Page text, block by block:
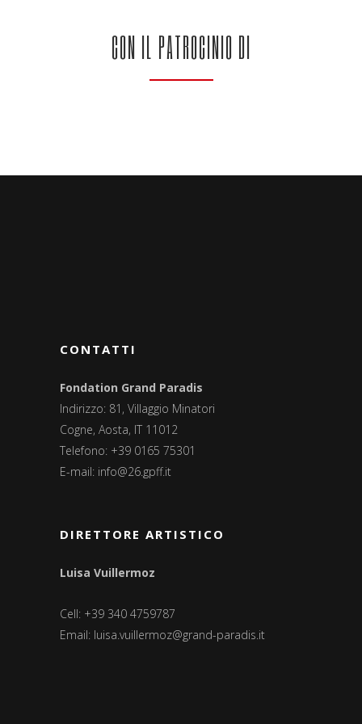
CON IL PATROCINIO DI
CONTATTI
Fondation Grand Paradis
Indirizzo: 81, Villaggio Minatori
Cogne, Aosta, IT 11012
Telefono: +39 0165 75301
E-mail: info@26.gpff.it
DIRETTORE ARTISTICO
Luisa Vuillermoz
Cell: +39 340 4759787
Email: luisa.vuillermoz@grand-paradis.it